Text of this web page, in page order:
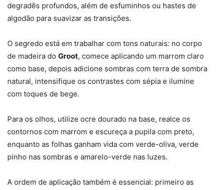
degradês profundos, além de esfuminhos ou hastes de
algodão para suavizar as transições.
O segredo está em trabalhar com tons naturais: no corpo
de madeira do Groot, comece aplicando um marrom claro
como base, depois adicione sombras com terra de sombra
natural, intensifique os contrastes com sépia e ilumine
com toques de bege.
Para os olhos, utilize ocre dourado na base, realce os
contornos com marrom e escureça a pupila com preto,
enquanto as folhas ganham vida com verde-oliva, verde
pinho nas sombras e amarelo-verde nas luzes.
A ordem de aplicação também é essencial: primeiro as